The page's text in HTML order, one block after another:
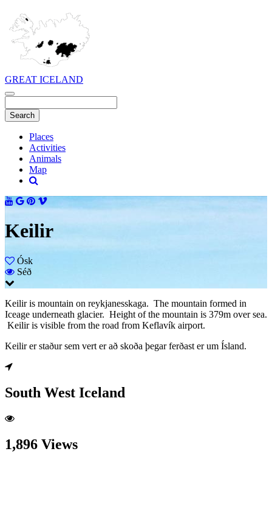
GREAT ICELAND
Places
Activities
Animals
Map
Keilir
Ósk
Séð
Keilir is mountain on reykjanesskaga. The mountain formed in
Iceage underneath glacier. Height of the mountain is 379m over sea.
Keilir is visible from the road from Keflavík airport.
Keilir er staður sem vert er að skoða þegar ferðast er um Ísland.
South West Iceland
1,896 Views